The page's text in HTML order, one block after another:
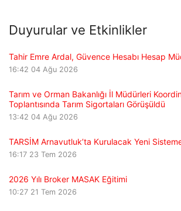
Duyurular ve Etkinlikler
Tahir Emre Ardal, Güvence Hesabı Hesap
16:42 04 Ağu 2026
Tarım ve Orman Bakanlığı İl Müdürleri
Toplantısında Tarım Sigortaları Görüşüldü
13:42 04 Ağu 2026
TARSİM Arnavutluk’ta Kurulacak Yeni
16:17 23 Tem 2026
2026 Yılı Broker MASAK Eğitimi
10:27 21 Tem 2026